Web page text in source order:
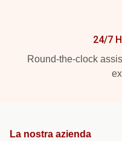
24/7
Round-the-clock
La nostra azienda